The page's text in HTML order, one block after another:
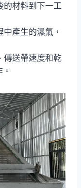
的材料到下一工
產生的濕氣，
傳送帶速度和乾